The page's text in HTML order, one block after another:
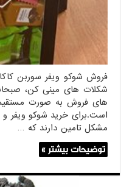
شکلات های مینی کن،
های فروش به صورت مستقیم
است.برای خرید شوکو ویفر و
مشکل تامین دارند که …
توضیحات بیشتر »